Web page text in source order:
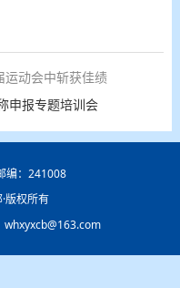
运动会中斩获佳绩
申报专题培训会
编：241008
版权所有